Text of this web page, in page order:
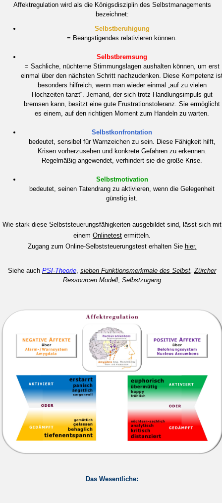
Affektregulation wird als die Königsdisziplin des Selbstmanagements
bezeichnet:
Selbstberuhigung
= Beängstigendes relativieren können.
Selbstbremsung
= Sachliche, nüchterne Stimmungslagen aushalten können, um erst
einmal über den nächsten Schritt nachzudenken. Diese Kompetenz
besonders hilfreich, wenn man wieder einmal „auf zu vielen
Hochzeiten tanzt“. Jemand, der sich trotz Handlungsimpuls gut
bremsen kann, besitzt eine gute Frustrationstoleranz. Sie ermöglicht
es einem, auf den richtigen Moment zum Handeln zu warten.
Selbstkonfrontation
bedeutet, sensibel für Warnzeichen zu sein. Diese Fähigkeit hilft,
Krisen vorherzusehen und konkrete Gefahren zu erkennen.
Regelmäßig angewendet, verhindert sie die große Krise.
Selbstmotivation
bedeutet, seinen Tatendrang zu aktivieren, wenn die Gelegenheit
günstig ist.
Wie stark diese Selbststeuerungsfähigkeiten ausgebildet sind, lässt sich mit
einem Onlinetest ermitteln.
Zugang zum Online-Selbststeuerungstest erhalten Sie hier.
Siehe auch PSI-Theorie sieben Funktionsmerkmale des Selbst Zürcher
Ressourcen Modell Selbstzugang
Das Wesentliche: